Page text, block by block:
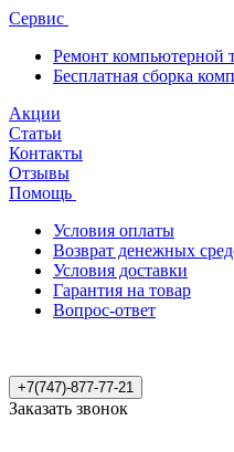
Сервис
Ремонт компьютерной
Бесплатная сборка
Акции
Статьи
Контакты
Отзывы
Помощь
Условия оплаты
Возврат денежных
Условия доставки
Гарантия на товар
Вопрос-ответ
+7(747)-877-77-21
Заказать звонок